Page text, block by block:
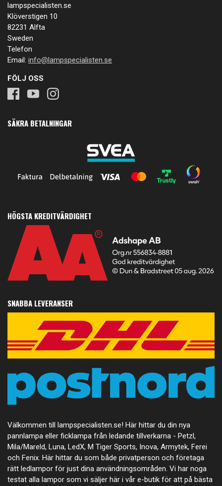
lampspecialisten.se
Klöverstigen 10
82231 Alfta
Sweden
Telefon
Email: info@lampspecialisten.se
FÖLJ OSS
SÄKRA BETALNINGAR
HÖGSTA KREDITVÄRDIGHET
SNABBA LEVERANSER
Välkommen till lampspecialisten.se! Här hittar du din nya
pannlampa eller ficklampa från ledande tillverkarna - Petzl,
Mila/Mareld, Luna, LedX, M Tiger Sports, Inova, Armytek, Ferei
och Fenix. Här hittar du som både privatperson och företaga
rätt ledlampor för just dina användningsområden. Vi har noga
testat alla lampor som vi säljer här i vår e-butik för att på bästa